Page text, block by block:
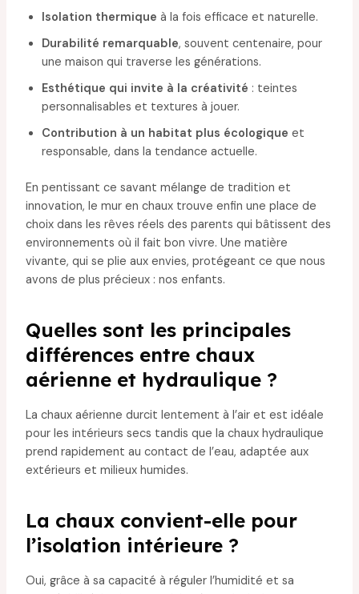
Isolation thermique à la fois efficace et naturelle.
Durabilité remarquable, souvent centenaire, pour
une maison qui traverse les générations.
Esthétique qui invite à la créativité : teintes
personnalisables et textures à jouer.
Contribution à un habitat plus écologique et
responsable, dans la tendance actuelle.
En pentissant ce savant mélange de tradition et
innovation, le mur en chaux trouve enfin une place de
choix dans les rêves réels des parents qui bâtissent des
environnements où il fait bon vivre. Une matière
vivante, qui se plie aux envies, protégeant ce que nous
avons de plus précieux : nos enfants.
Quelles sont les principales
différences entre chaux
aérienne et hydraulique ?
La chaux aérienne durcit lentement à l’air et est idéale
pour les intérieurs secs tandis que la chaux hydraulique
prend rapidement au contact de l’eau, adaptée aux
extérieurs et milieux humides.
La chaux convient-elle pour
l’isolation intérieure ?
Oui, grâce à sa capacité à réguler l’humidité et sa